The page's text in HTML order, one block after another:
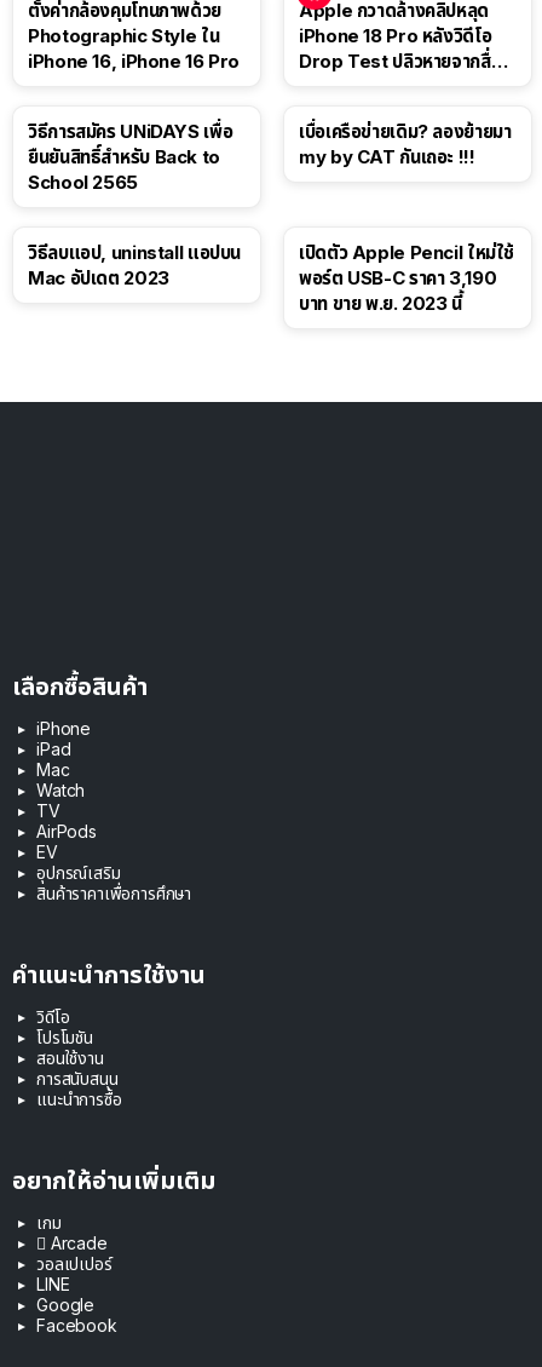
ตั้งค่ากล้องคุมโทนภาพด้วย
Photographic Style ใน
iPhone 16, iPhone 16 Pro
Apple กวาดล้างคลิปหลุด
iPhone 18 Pro หลังวิดีโอ
Drop Test ปลิวหายจากสื่อ
วิธีการสมัคร UNiDAYS เพื่อ
ยืนยันสิทธิ์สำหรับ Back to
School 2565
เบื่อเครือข่ายเดิม? ลองย้ายมา
my by CAT กันเถอะ !!!
วิธีลบแอป, uninstall แอปบน
Mac อัปเดต 2023
เปิดตัว Apple Pencil ใหม่ใช้
พอร์ต USB-C ราคา 3,190
บาท ขาย พ.ย. 2023 นี้
เลือกซื้อสินค้า
iPhone
iPad
Mac
Watch
TV
AirPods
EV
อุปกรณ์เสริม
สินค้าราคาเพื่อการศึกษา
คำแนะนำการใช้งาน
วิดีโอ
โปรโมชัน
สอนใช้งาน
การสนับสนุน
แนะนำการซื้อ
อยากให้อ่านเพิ่มเติม
เกม
 Arcade
วอลเปเปอร์
LINE
Google
Facebook